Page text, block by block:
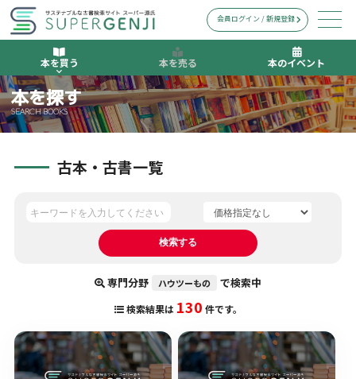
本を買う 本を売る 本のイベント
会員ログイン / 新規登録
本を探す
SEARCH BOOKS
古本・古書一覧
専門分野 ハウツーもの で検索中
検索結果は 130 件です。